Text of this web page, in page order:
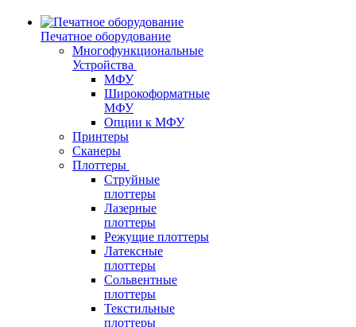
Печатное оборудование
Многофункциональные
Устройства
МФУ
Широкоформатные
МФУ
Опции к МФУ
Принтеры
Сканеры
Плоттеры
Струйные
плоттеры
Лазерные
плоттеры
Режущие плоттеры
Латексные
плоттеры
Сольвентные
плоттеры
Текстильные
плоттеры